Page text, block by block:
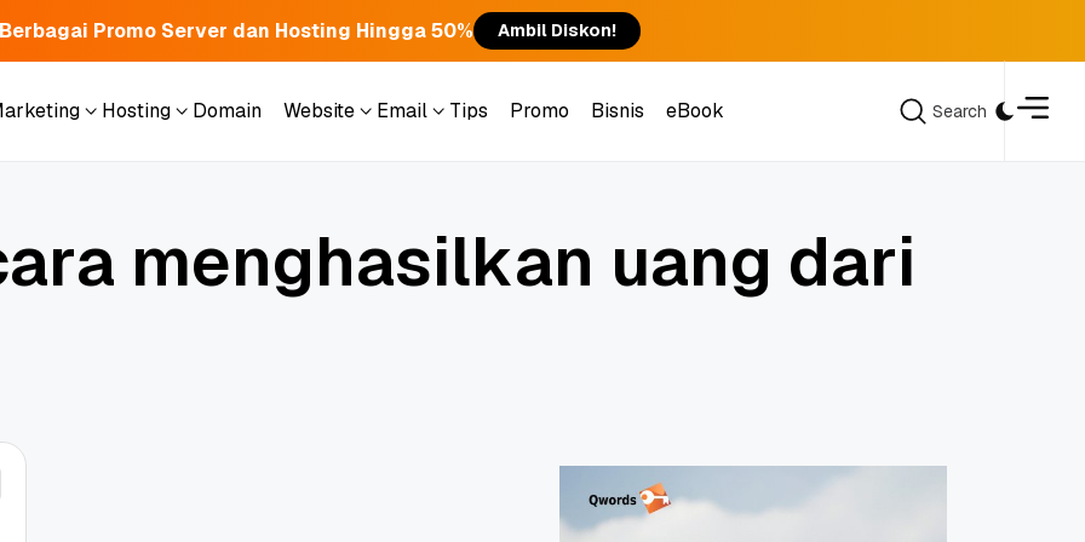
Promo Server dan Hosting Hingga 50% Ambil Diskon!
Hosting
Domain
Website
Email
Tips
Promo
Bisnis
eBook
Search
ara menghasilkan uang dari